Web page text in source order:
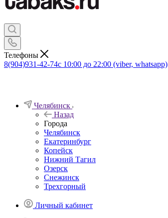
Телефоны
8(904)931-42-74с 10:00 до 22:00 (viber, whatsapp)
Челябинск
Назад
Города
Челябинск
Екатеринбург
Копейск
Нижний Тагил
Озерск
Снежинск
Трехгорный
Личный кабинет